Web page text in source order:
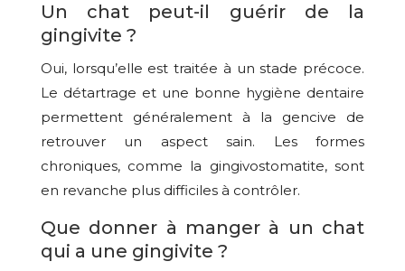
Un chat peut-il guérir de la
gingivite ?
Oui, lorsqu’elle est traitée à un stade précoce.
Le détartrage et une bonne hygiène dentaire
permettent généralement à la gencive de
retrouver un aspect sain. Les formes
chroniques, comme la gingivostomatite, sont
en revanche plus difficiles à contrôler.
Que donner à manger à un chat
qui a une gingivite ?